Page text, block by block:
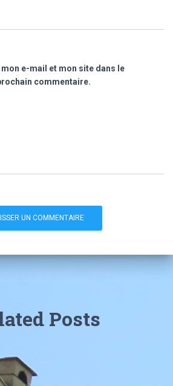
e-mail et mon site dans le
commentaire.
Posts